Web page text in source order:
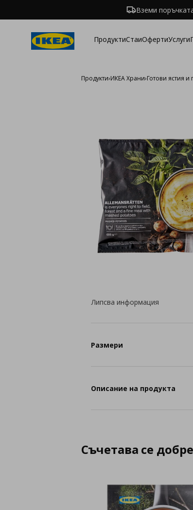
Вземи
ПродуктиСтаиОфертиУслуги
Продукти›ИКЕА Храни›Готови ястия и
Липсва информация
Размери
Описание на продукта
Съчетава се